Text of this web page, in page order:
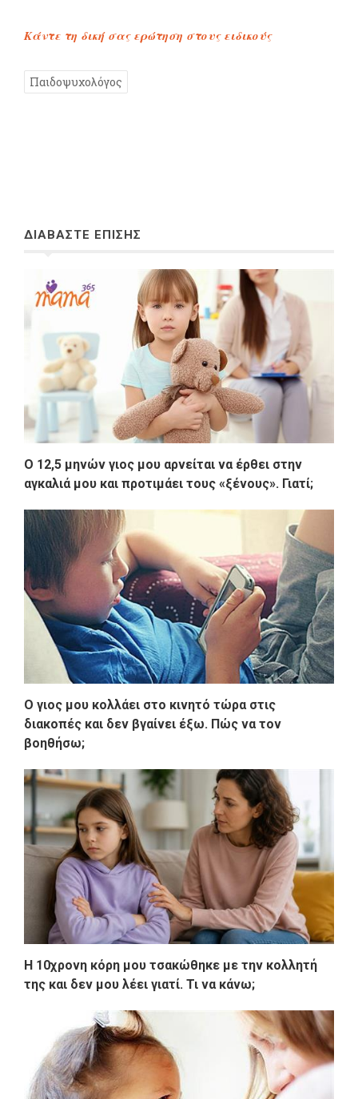
Κάντε τη δική σας ερώτηση στους ειδικούς
Παιδοψυχολόγος
ΔΙΑΒΑΣΤΕ ΕΠΙΣΗΣ
Ο 12,5 μηνών γιος μου αρνείται να έρθει στην
αγκαλιά μου και προτιμάει τους «ξένους». Γιατί;
Ο γιος μου κολλάει στο κινητό τώρα στις
διακοπές και δεν βγαίνει έξω. Πώς να τον
βοηθήσω;
Η 10χρονη κόρη μου τσακώθηκε με την κολλητή
της και δεν μου λέει γιατί. Τι να κάνω;